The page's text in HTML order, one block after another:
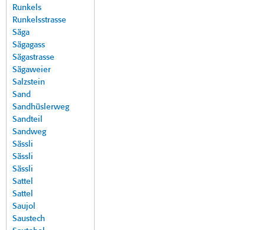
Runkels
Runkelsstrasse
Säga
Sägagass
Sägastrasse
Sägaweier
Salzstein
Sand
Sandhüslerweg
Sandteil
Sandweg
Sässli
Sässli
Sässli
Sattel
Sattel
Saujol
Saustech